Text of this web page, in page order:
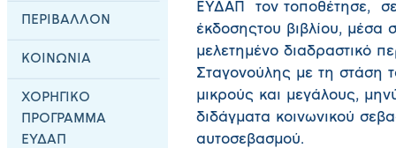
ΠΕΡΙΒΑΛΛΟΝ
ΚΟΙΝΩΝΙΑ
ΧΟΡΗΓΙΚΟ
ΠΡΟΓΡΑΜΜΑ
ΕΥΔΑΠ
ΕΥΔΑΠ τον τοποθέτησε,
έκδοσηςτου βιβλίου, μέσα
μελετημένο διαδραστικό
Σταγονούλης με τη στάση
μικρούς και μεγάλους,
διδάγματα κοινωνικού
αυτοσεβασμού.